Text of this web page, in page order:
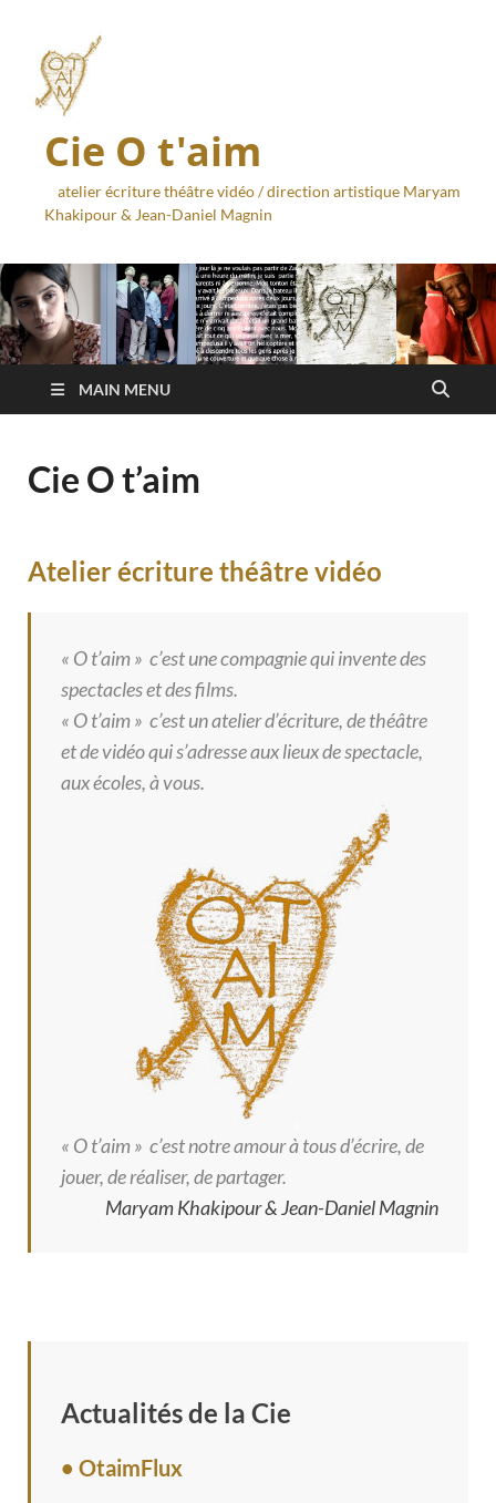
Cie O t'aim
atelier écriture théâtre vidéo / direction artistique Maryam
Khakipour & Jean-Daniel Magnin
MAIN MENU
Cie O t’aim
Atelier écriture théâtre vidéo
« O t’aim » c’est une compagnie qui invente des
spectacles et des films.
« O t’aim » c’est un atelier d’écriture, de théâtre
et de vidéo qui s’adresse aux lieux de spectacle,
aux écoles, à vous.
« O t’aim » c’est notre amour à tous d’écrire, de
jouer, de réaliser, de partager.
Maryam Khakipour & Jean-Daniel Magnin
Actualités de la Cie
• OtaimFlux